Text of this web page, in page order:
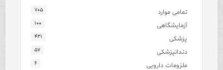
تمامی موارد ۷۰۵
آزمایشگاهی ۱۰۰
پزشکی ۴۲۱
دندانپزشکی ۵۷
ملزومات دارویی ۶